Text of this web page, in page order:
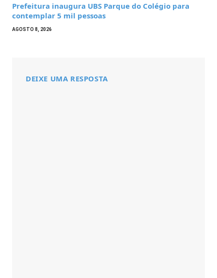
Prefeitura inaugura UBS Parque do Colégio para
contemplar 5 mil pessoas
AGOSTO 8, 2026
DEIXE UMA RESPOSTA